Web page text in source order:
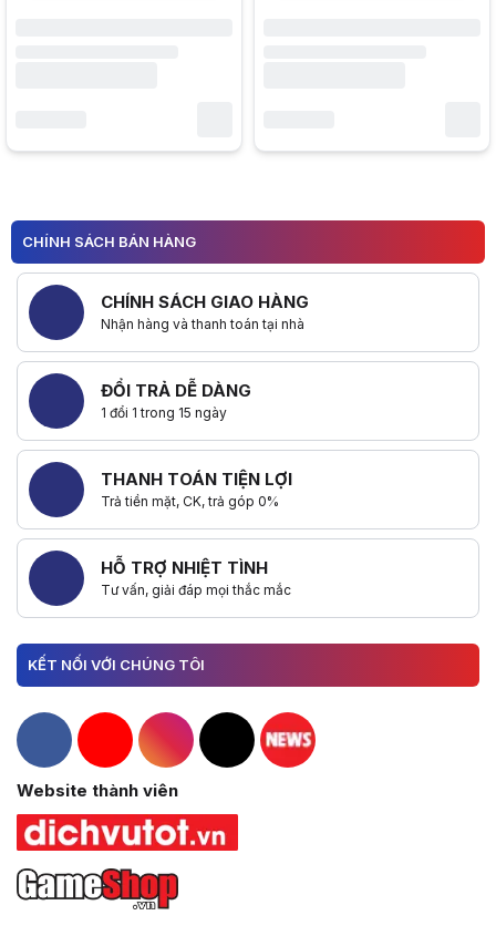
CHÍNH SÁCH BÁN HÀNG
CHÍNH SÁCH GIAO HÀNG
Nhận hàng và thanh toán tại nhà
ĐỔI TRẢ DỄ DÀNG
1 đổi 1 trong 15 ngày
THANH TOÁN TIỆN LỢI
Trả tiền mặt, CK, trả góp 0%
HỖ TRỢ NHIỆT TÌNH
Tư vấn, giải đáp mọi thắc mắc
KẾT NỐI VỚI CHÚNG TÔI
Hacom Facebook
Hacom YouTube
Hacom Instagram
Hacom TikTok
Website thành viên